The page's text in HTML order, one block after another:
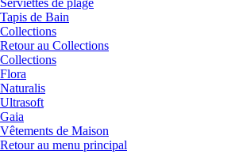
Serviettes de plage
Tapis de Bain
Collections
Retour au Collections
Collections
Flora
Naturalis
Ultrasoft
Gaia
Vêtements de Maison
Retour au menu principal